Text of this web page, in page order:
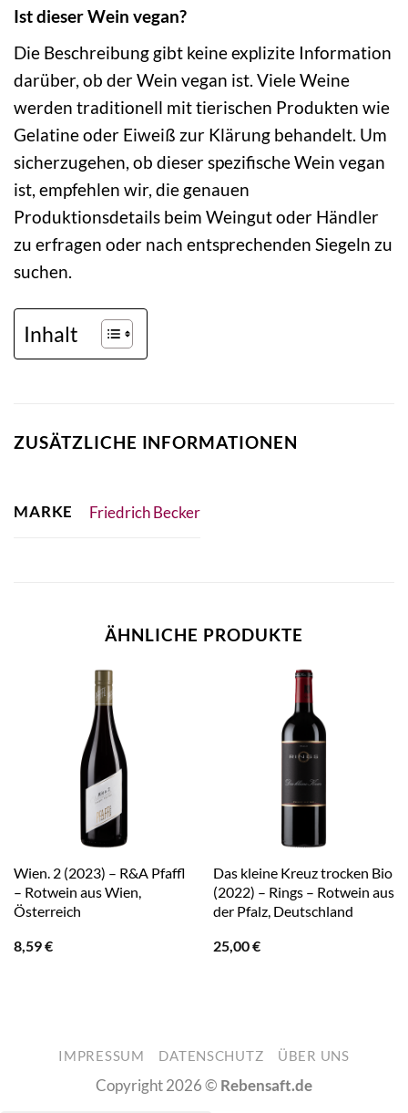
Ist dieser Wein vegan?
Die Beschreibung gibt keine explizite Information
darüber, ob der Wein vegan ist. Viele Weine
werden traditionell mit tierischen Produkten wie
Gelatine oder Eiweiß zur Klärung behandelt. Um
sicherzugehen, ob dieser spezifische Wein vegan
ist, empfehlen wir, die genauen
Produktionsdetails beim Weingut oder Händler
zu erfragen oder nach entsprechenden Siegeln zu
suchen.
Inhalt
ZUSÄTZLICHE INFORMATIONEN
MARKE Friedrich Becker
ÄHNLICHE PRODUKTE
Wien. 2 (2023) – R&A Pfaffl
– Rotwein aus Wien,
Österreich
8,59€
Das kleine Kreuz trocken Bio
(2022) – Rings – Rotwein aus
der Pfalz, Deutschland
25,00€
IMPRESSUM DATENSCHUTZ ÜBER UNS
Copyright 2026 © Rebensaft.de